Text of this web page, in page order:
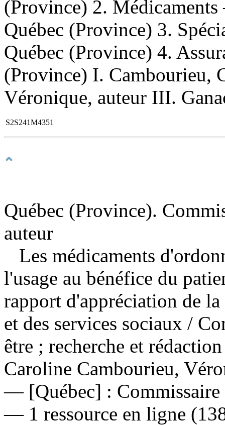
(Province) 2.
Québec (Province) 3.
Québec (Province) 4.
(Province) I. Cambourieu,
Véronique, auteur III.
S2S241M4351
Québec (Province).
auteur
Les médicaments
l'usage au bénéfice du
rapport d'appréciation de la
et des services sociaux /
être ; recherche et
Caroline Cambourieu,
— [Québec] : Commissaire
— 1 ressource en ligne